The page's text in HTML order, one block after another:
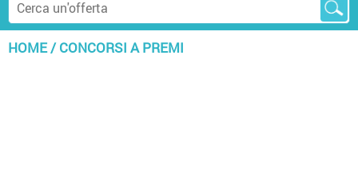
HOME/CONCORSI A PREMI